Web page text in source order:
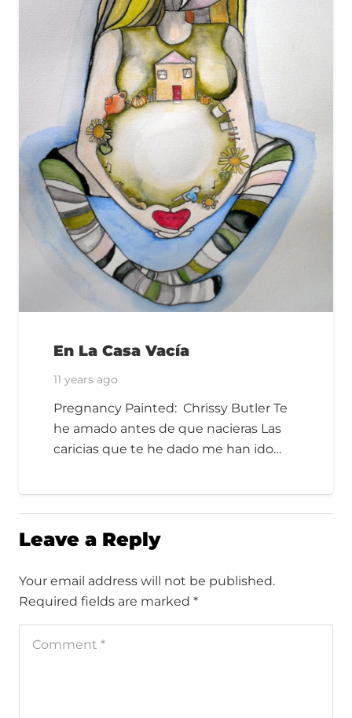
En La Casa Vacía
11 years ago
Pregnancy Painted: Chrissy Butler Te
he amado antes de que nacieras Las
caricias que te he dado me han ido…
Leave a Reply
Your email address will not be published.
Required fields are marked *